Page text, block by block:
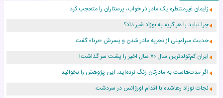
زایمان غیرمنتظره یک مادر در خواب، پرستاران را متعجب کرد
چرا نباید با هر گریه به نوزاد شیر داد؟
حدیث میرامینی از تجربه مادر شدن و پسرش «برنا» گفت
ایران کم‌تولدترین سال ۷۰ سال اخیر را پشت سر گذاشت!
اگر مدت‌هاست به مادرتان زنگ نزده‌اید، این پژوهش را بخوانید
نجات نوزاد رهاشده با اقدام اورژانس در سردشت